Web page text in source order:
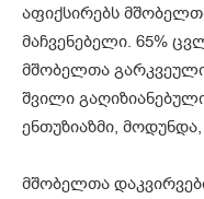
აფიქსირებს
მაჩვენებელი. 65%
მშობელთა
შვილი
ენთუზიაზმი,
მშობელთა